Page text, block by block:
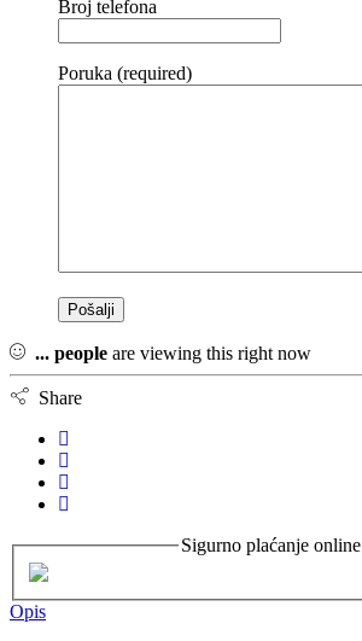
Broj telefona
Poruka (required)
... people are viewing this right now
Share
Sigurno plaćanje online
Opis